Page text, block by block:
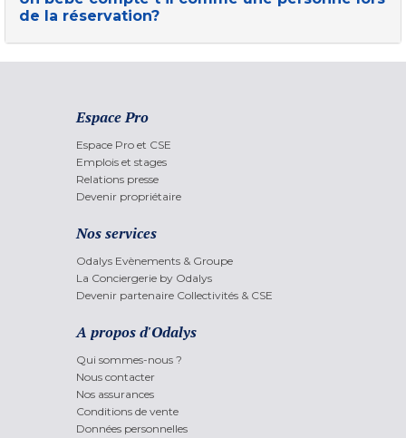
de la réservation?
Espace Pro
Espace Pro et CSE
Emplois et stages
Relations presse
Devenir propriétaire
Nos services
Odalys Evènements & Groupe
La Conciergerie by Odalys
Devenir partenaire Collectivités & CSE
A propos d'Odalys
Qui sommes-nous ?
Nous contacter
Nos assurances
Conditions de vente
Données personnelles